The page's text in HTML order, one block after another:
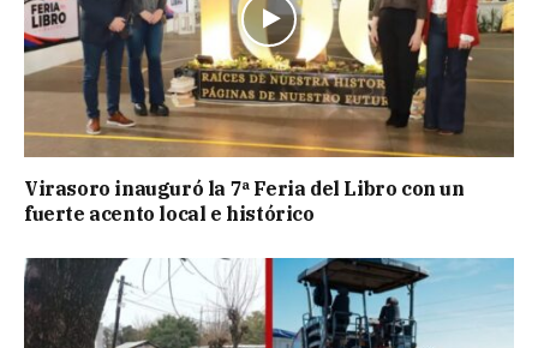
Virasoro inauguró la 7ª Feria del Libro con un
fuerte acento local e histórico